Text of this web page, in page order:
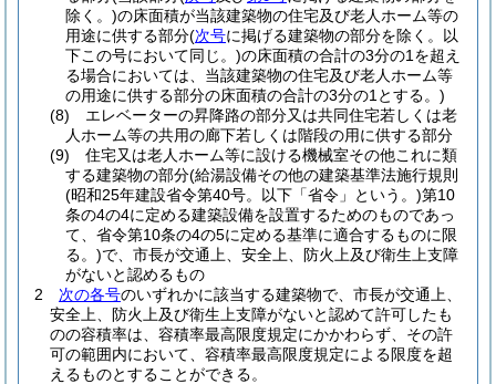
除く。)の床面積が当該建築物の住宅及び老人ホーム等の
用途に供する部分(次号に掲げる建築物の部分を除く。以
下この号において同じ。)の床面積の合計の3分の1を超え
る場合においては、当該建築物の住宅及び老人ホーム等
の用途に供する部分の床面積の合計の3分の1とする。)
(8)
エレベーターの昇降路の部分又は共同住宅若しくは老
人ホーム等の共用の廊下若しくは階段の用に供する部分
(9)
住宅又は老人ホーム等に設ける機械室その他これに類
する建築物の部分(給湯設備その他の建築基準法施行規則
(昭和25年建設省令第40号。以下「省令」という。)第10
条の4の4に定める建築設備を設置するためのものであっ
て、省令第10条の4の5に定める基準に適合するものに限
る。)で、市長が交通上、安全上、防火上及び衛生上支障
がないと認めるもの
2
次の各号のいずれかに該当する建築物で、市長が交通上、
安全上、防火上及び衛生上支障がないと認めて許可したも
のの容積率は、容積率最高限度規定にかかわらず、その許
可の範囲内において、容積率最高限度規定による限度を超
えるものとすることができる。